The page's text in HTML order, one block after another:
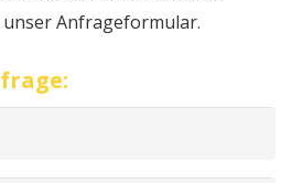
Anfrageformular.